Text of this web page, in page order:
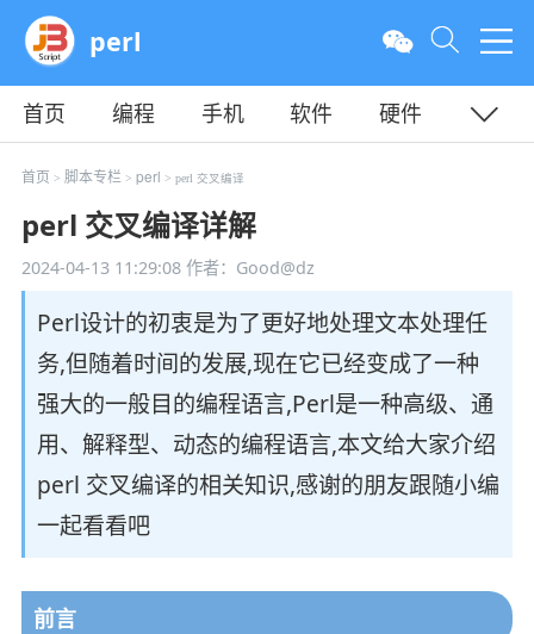
perl
首页 编程 手机 软件
硬件
教程
平面 服务器
首页 > 脚本专栏> perl > perl 交叉编译
perl 交叉编译详解
2024-04-13 11:29:08作者：Good@dz
Perl设计的初衷是为了更好地处理文本处理任
务,但随着时间的发展,现在它已经变成了一种
强大的一般目的编程语言,Perl是一种高级、通
用、解释型、动态的编程语言,本文给大家介绍
perl 交叉编译的相关知识,感谢的朋友跟随小编
一起看看吧
前言